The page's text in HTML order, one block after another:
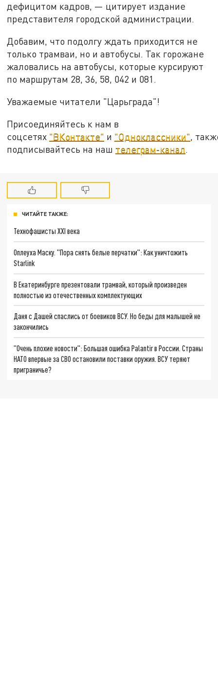
дефицитом кадров, — цитирует издание
представителя городской администрации.
Добавим, что подолгу ждать приходится не
только трамваи, но и автобусы. Так горожане
жаловались на автобусы, которые курсируют
по маршрутам 28, 36, 58, 042 и 081.
Уважаемые читатели "Царьграда"!
Присоединяйтесь к нам в
соцсетях "ВКонтакте" и "Одноклассники" ,
подписывайтесь на наш телеграм-канал
ЧИТАЙТЕ ТАКЖЕ:
Технофашисты XXI века
Оплеуха Маску. "Пора снять белые перчатки": Как уничтожить
Starlink
В Екатеринбурге презентовали трамвай, который произведен
полностью из отечественных комплектующих
Даня с Дашей спаслись от боевиков ВСУ. Но беды для малышей не
закончились
"Очень плохие новости": Большая ошибка Palantir в России. Страны
НАТО впервые за СВО остановили поставки оружия. ВСУ теряют
приграничье?